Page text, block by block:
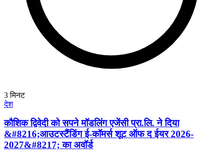
3मिनट
देश
कौशिक द्विवेदी को सपने मॉडलिंग एजेंसी प्रा.लि. ने दिया
&#8216;आउटस्टैंडिंग ई-कॉमर्स शूट ऑफ द ईयर 2026-
2027&#8217; का अवॉर्ड